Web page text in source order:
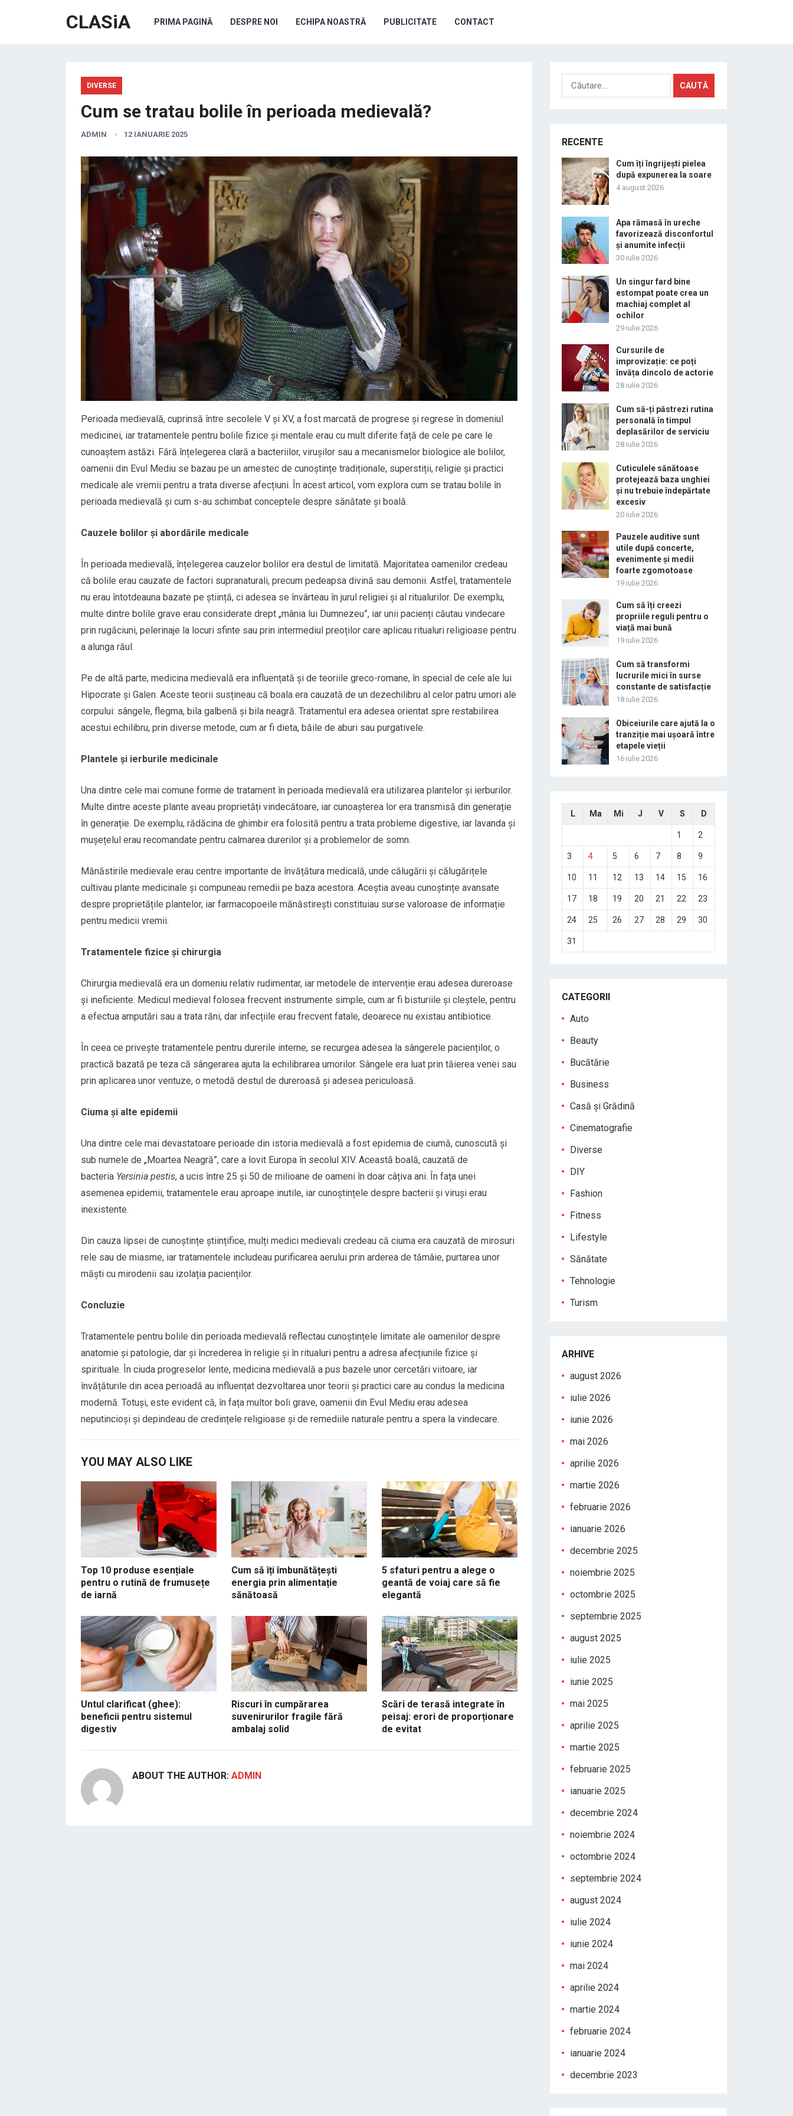
CLASiA PRIMA PAGINĂ DESPRE NOI ECHIPA NOASTRĂ PUBLICITATE CONTACT
DIVERSE
Cum se tratau bolile în perioada medievală?
ADMIN 12 IANUARIE 2025
Perioada medievală, cuprinsă între secolele V și XV, a fost marcată de progrese și regrese în domeniul
medicinei, iar tratamentele pentru bolile fizice și mentale erau cu mult diferite față de cele pe care le
cunoaștem astăzi. Fără înțelegerea clară a bacteriilor, virușilor sau a mecanismelor biologice ale bolilor,
oamenii din Evul Mediu se bazau pe un amestec de cunoștințe tradiționale, superstiții, religie și practici
medicale ale vremii pentru a trata diverse afecțiuni. În acest articol, vom explora cum se tratau bolile în
perioada medievală și cum s-au schimbat conceptele despre sănătate și boală.
Cauzele bolilor și abordările medicale
În perioada medievală, înțelegerea cauzelor bolilor era destul de limitată. Majoritatea oamenilor credeau
că bolile erau cauzate de factori supranaturali, precum pedeapsa divină sau demonii. Astfel, tratamentele
nu erau întotdeauna bazate pe știință, ci adesea se învârteau în jurul religiei și al ritualurilor. De exemplu,
multe dintre bolile grave erau considerate drept „mânia lui Dumnezeu”, iar unii pacienți căutau vindecare
prin rugăciuni, pelerinaje la locuri sfinte sau prin intermediul preoților care aplicau ritualuri religioase pentru
a alunga răul.
Pe de altă parte, medicina medievală era influențată și de teoriile greco-romane, în special de cele ale lui
Hipocrate și Galen. Aceste teorii susțineau că boala era cauzată de un dezechilibru al celor patru umori ale
corpului: sângele, flegma, bila galbenă și bila neagră. Tratamentul era adesea orientat spre restabilirea
acestui echilibru, prin diverse metode, cum ar fi dieta, băile de aburi sau purgativele.
Plantele și ierburile medicinale
Una dintre cele mai comune forme de tratament în perioada medievală era utilizarea plantelor și ierburilor.
Multe dintre aceste plante aveau proprietăți vindecătoare, iar cunoașterea lor era transmisă din generație
în generație. De exemplu, rădăcina de ghimbir era folosită pentru a trata probleme digestive, iar lavanda și
mușețelul erau recomandate pentru calmarea durerilor și a problemelor de somn.
Mănăstirile medievale erau centre importante de învățătura medicală, unde călugării și călugărițele
cultivau plante medicinale și compuneau remedii pe baza acestora. Aceștia aveau cunoștințe avansate
despre proprietățile plantelor, iar farmacopoeile mănăstirești constituiau surse valoroase de informație
pentru medicii vremii.
Tratamentele fizice și chirurgia
Chirurgia medievală era un domeniu relativ rudimentar, iar metodele de intervenție erau adesea dureroase
și ineficiente. Medicul medieval folosea frecvent instrumente simple, cum ar fi bisturiile și cleștele, pentru
a efectua amputări sau a trata răni, dar infecțiile erau frecvent fatale, deoarece nu existau antibiotice.
În ceea ce privește tratamentele pentru durerile interne, se recurgea adesea la sângerele pacienților, o
practică bazată pe teza că sângerarea ajuta la echilibrarea umorilor. Sângele era luat prin tăierea venei sau
prin aplicarea unor ventuze, o metodă destul de dureroasă și adesea periculoasă.
Ciuma și alte epidemii
Una dintre cele mai devastatoare perioade din istoria medievală a fost epidemia de ciumă, cunoscută și
sub numele de „Moartea Neagră”, care a lovit Europa în secolul XIV. Această boală, cauzată de
bacteria Yersinia pestis, a ucis între 25 și 50 de milioane de oameni în doar câțiva ani. În fața unei
asemenea epidemii, tratamentele erau aproape inutile, iar cunoștințele despre bacterii și viruși erau
inexistente.
Din cauza lipsei de cunoștințe științifice, mulți medici medievali credeau că ciuma era cauzată de mirosuri
rele sau de miasme, iar tratamentele includeau purificarea aerului prin arderea de tămâie, purtarea unor
măști cu mirodenii sau izolația pacienților.
Concluzie
Tratamentele pentru bolile din perioada medievală reflectau cunoștințele limitate ale oamenilor despre
anatomie și patologie, dar și încrederea în religie și în ritualuri pentru a adresa afecțiunile fizice și
spirituale. În ciuda progreselor lente, medicina medievală a pus bazele unor cercetări viitoare, iar
învățăturile din acea perioadă au influențat dezvoltarea unor teorii și practici care au condus la medicina
modernă. Totuși, este evident că, în fața multor boli grave, oamenii din Evul Mediu erau adesea
neputincioși și depindeau de credințele religioase și de remediile naturale pentru a spera la vindecare.
YOU MAY ALSO LIKE
Top 10 produse esențiale
pentru o rutină de frumusețe
de iarnă
Cum să îți îmbunătățești
energia prin alimentație
sănătoasă
5 sfaturi pentru a alege o
geantă de voiaj care să fie
elegantă
Untul clarificat (ghee):
beneficii pentru sistemul
digestiv
Riscuri în cumpărarea
suvenirurilor fragile fără
ambalaj solid
Scări de terasă integrate în
peisaj: erori de proporționare
de evitat
ABOUT THE AUTHOR: ADMIN
Caută
după:
RECENTE
Cum îți îngrijești pielea
după expunerea la soare
4 august 2026
Apa rămasă în ureche
favorizează disconfortul
și anumite infecții
30 iulie 2026
Un singur fard bine
estompat poate crea un
machiaj complet al
ochilor
29 iulie 2026
Cursurile de
improvizație: ce poți
învăța dincolo de actorie
28 iulie 2026
Cum să-ți păstrezi rutina
personală în timpul
deplasărilor de serviciu
28 iulie 2026
Cuticulele sănătoase
protejează baza unghiei
și nu trebuie îndepărtate
excesiv
20 iulie 2026
Pauzele auditive sunt
utile după concerte,
evenimente și medii
foarte zgomotoase
19 iulie 2026
Cum să îți creezi
propriile reguli pentru o
viață mai bună
19 iulie 2026
Cum să transformi
lucrurile mici în surse
constante de satisfacție
18 iulie 2026
Obiceiurile care ajută la o
tranziție mai ușoară între
etapele vieții
16 iulie 2026
L Ma Mi J V S D
1 2
3 4 5 6 7 8 9
10 11 12 13 14 15 16
17 18 19 20 21 22 23
24 25 26 27 28 29 30
31
CATEGORII
Auto
Beauty
Bucătărie
Business
Casă și Grădină
Cinematografie
Diverse
DIY
Fashion
Fitness
Lifestyle
Sănătate
Tehnologie
Turism
ARHIVE
august 2026
iulie 2026
iunie 2026
mai 2026
aprilie 2026
martie 2026
februarie 2026
ianuarie 2026
decembrie 2025
noiembrie 2025
octombrie 2025
septembrie 2025
august 2025
iulie 2025
iunie 2025
mai 2025
aprilie 2025
martie 2025
februarie 2025
ianuarie 2025
decembrie 2024
noiembrie 2024
octombrie 2024
septembrie 2024
august 2024
iulie 2024
iunie 2024
mai 2024
aprilie 2024
martie 2024
februarie 2024
ianuarie 2024
decembrie 2023